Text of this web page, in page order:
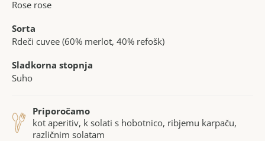
Rose rose
Sorta
Rdeči cuvee (60% merlot, 40% refošk)
Sladkorna stopnja
Suho
Priporočamo
kot aperitiv, k solati s hobotnico, ribjemu karpaču,
različnim solatam